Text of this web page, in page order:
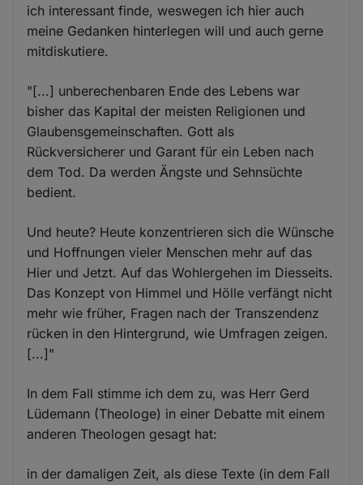
ich interessant finde, weswegen ich hier auch
meine Gedanken hinterlegen will und auch gerne
mitdiskutiere.
"[...] unberechenbaren Ende des Lebens war
bisher das Kapital der meisten Religionen und
Glaubensgemeinschaften. Gott als
Rückversicherer und Garant für ein Leben nach
dem Tod. Da werden Ängste und Sehnsüchte
bedient.
Und heute? Heute konzentrieren sich die Wünsche
und Hoffnungen vieler Menschen mehr auf das
Hier und Jetzt. Auf das Wohlergehen im Diesseits.
Das Konzept von Himmel und Hölle verfängt nicht
mehr wie früher, Fragen nach der Transzendenz
rücken in den Hintergrund, wie Umfragen zeigen.
[...]"
In dem Fall stimme ich dem zu, was Herr Gerd
Lüdemann (Theologe) in einer Debatte mit einem
anderen Theologen gesagt hat:
in der damaligen Zeit, als diese Texte (in dem Fall